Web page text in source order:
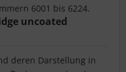
6001 bis 6224.
uncoated
deren Darstellung in